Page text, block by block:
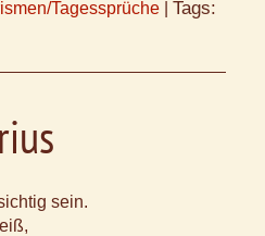
Tagessprüche Tags:
sein.